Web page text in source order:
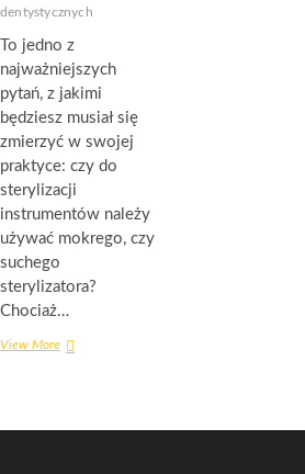
dentystycznych
To jedno z
najważniejszych
pytań, z jakimi
będziesz musiał się
zmierzyć w swojej
praktyce: czy do
sterylizacji
instrumentów należy
używać mokrego, czy
suchego
sterylizatora?
Chociaż…
View MoreWybieramy